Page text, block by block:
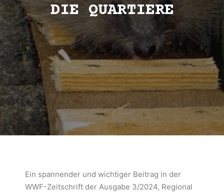
DIE QUARTIERE
Ein spannender und wichtiger Beitrag in der
WWF-Zeitschrift der Ausgabe 3/2024, Regional